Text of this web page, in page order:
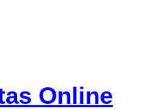
Online